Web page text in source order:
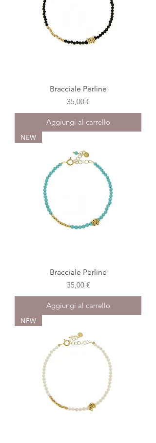
Bracciale Perline
Prezzo
35,00 €
Aggiungi al carrello
NEW
Bracciale Perline
Prezzo
35,00 €
Aggiungi al carrello
NEW